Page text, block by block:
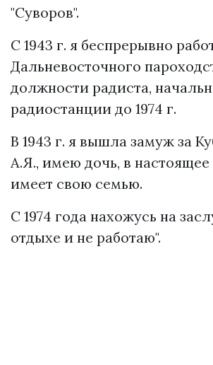
"Суворов".
С 1943 г. я беспрерывно
Дальневосточного
должности радиста,
радиостанции до 1974 г.
В 1943 г. я вышла замуж за
А.Я., имею дочь, в
имеет свою семью.
С 1974 года нахожусь на
отдыхе и не работаю".